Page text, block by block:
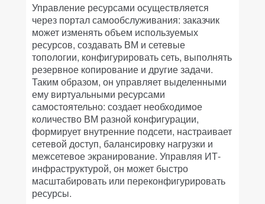
Управление ресурсами осуществляется
через портал самообслуживания: заказчик
может изменять объем используемых
ресурсов, создавать ВМ и сетевые
топологии, конфигурировать сеть, выполнять
резервное копирование и другие задачи.
Таким образом, он управляет выделенными
ему виртуальными ресурсами
самостоятельно: создает необходимое
количество ВМ разной конфигурации,
формирует внутренние подсети, настраивает
сетевой доступ, балансировку нагрузки и
межсетевое экранирование. Управляя ИТ-
инфраструктурой, он может быстро
масштабировать или переконфигурировать
ресурсы.